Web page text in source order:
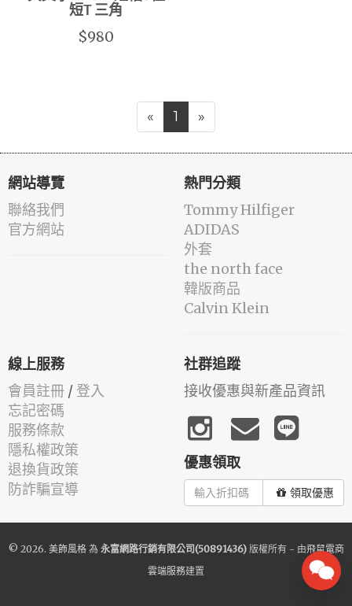
短T 三角
$980
« 1 »
網站導覽
聯絡我們
官方網站
熱門分類
Tommy Hilfiger
ADIDAS
外套
the north face
韓版商品
Calvin Klein
線上服務
會員註冊 / 登入
忘記密碼
服務條款
隱私權政策
退換貨政策
防詐騙宣導
社群追蹤
接收優惠與新產品資訊
優惠領取
領取優惠
© 2026. 美飾風格為 永富網路行銷有限公司(50891436)版權所有 - 由飛鼠電商
雲端服務建置